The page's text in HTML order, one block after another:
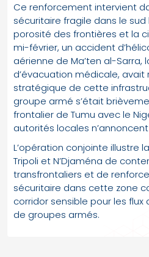
Ce renforcement intervient
sécuritaire fragile dans le
porosité des frontières et la
mi-février, un accident
aérienne de Ma’ten al-Sarra,
d’évacuation médicale, avait
stratégique de cette
groupe armé s’était
frontalier de Tumu avec le
autorités locales
L’opération conjointe illustre
Tripoli et N’Djaména de
transfrontaliers et de
sécuritaire dans cette zone
corridor sensible pour les flux
de groupes armés.